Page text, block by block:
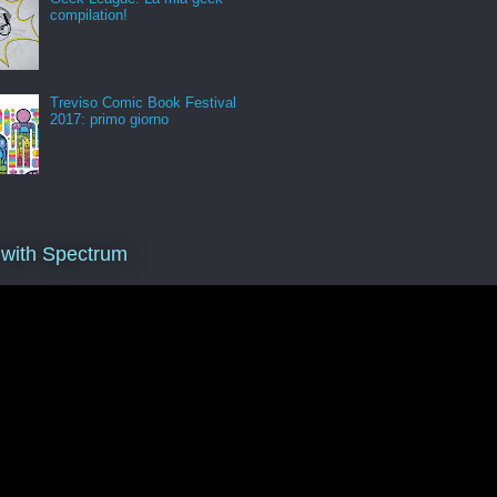
compilation!
Treviso Comic Book Festival
2017: primo giorno
Spectrum